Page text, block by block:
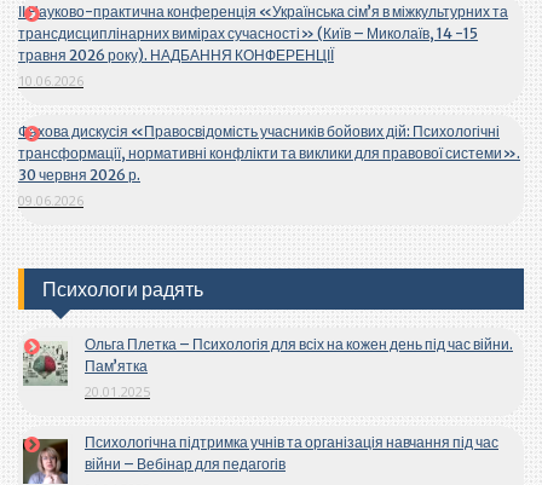
ІІ Науково-практична конференція «Українська сім’я в міжкультурних та
трансдисциплінарних вимірах сучасності» (Київ – Миколаїв, 14 -15
травня 2026 року). НАДБАННЯ КОНФЕРЕНЦІЇ
10.06.2026
Фахова дискусія «Правосвідомість учасників бойових дій: Психологічні
трансформації, нормативні конфлікти та виклики для правової системи».
30 червня 2026 р.
09.06.2026
Психологи радять
Ольга Плетка – Психологія для всіх на кожен день під час війни.
Пам’ятка
20.01.2025
Психологічна підтримка учнів та організація навчання під час
війни – Вебінар для педагогів